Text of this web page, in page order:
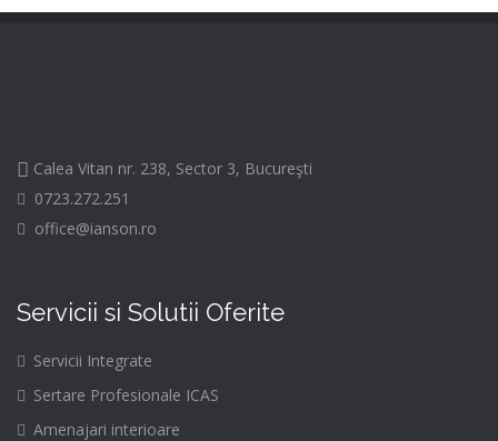
Calea Vitan nr. 238, Sector 3, Bucureşti
0723.272.251
office@ianson.ro
Servicii si Solutii Oferite
Servicii Integrate
Sertare Profesionale ICAS
Amenajari interioare